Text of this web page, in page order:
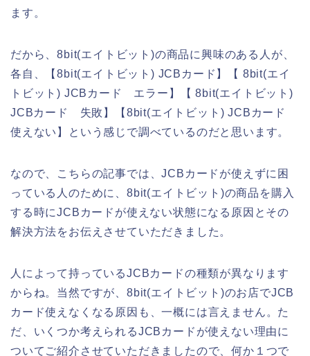
ます。
だから、8bit(エイトビット)の商品に興味のある人が、
各自、【8bit(エイトビット) JCBカード】【 8bit(エイ
トビット) JCBカード エラー】【 8bit(エイトビット)
JCBカード 失敗】【8bit(エイトビット) JCBカード
使えない】という感じで調べているのだと思います。
なので、こちらの記事では、JCBカードが使えずに困
っている人のために、8bit(エイトビット)の商品を購入
する時にJCBカードが使えない状態になる原因とその
解決方法をお伝えさせていただきました。
人によって持っているJCBカードの種類が異なります
からね。当然ですが、8bit(エイトビット)のお店でJCB
カード使えなくなる原因も、一概には言えません。た
だ、いくつか考えられるJCBカードが使えない理由に
ついてご紹介させていただきましたので、何か１つで